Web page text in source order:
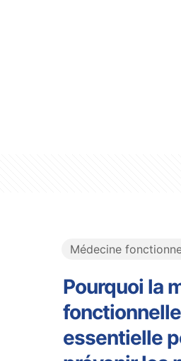
Médecine
Pourquoi la
essentielle